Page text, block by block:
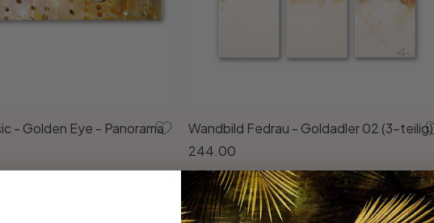
- Golden Eye - Panorama
Wandbild Fedrau - Goldadler 02 (3-teilig)
244.00